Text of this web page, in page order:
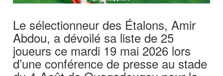
Le sélectionneur des Étalons, Amir
Abdou, a dévoilé sa liste de 25
joueurs ce mardi 19 mai 2026 lors
d’une conférence de presse au stade